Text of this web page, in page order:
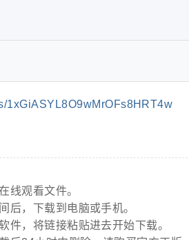
线观看文件。
后，下载到电脑或手机。
件，将链接粘贴进去开始下载。